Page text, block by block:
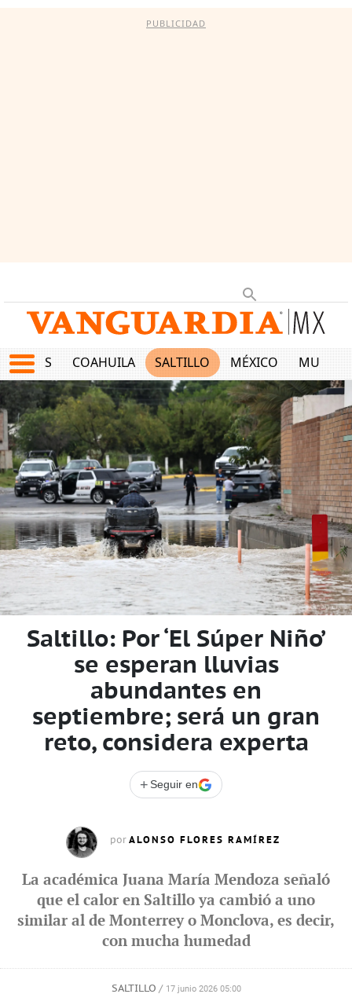
PUBLICIDAD
JUEGOS COAHUILA SALTILLO MÉXICO MUNDO
Saltillo: Por ‘El Súper Niño’
se esperan lluvias
abundantes en
septiembre; será un gran
reto, considera experta
+ Seguir en
porALONSO FLORES RAMÍREZ
La académica Juana María Mendoza señaló
que el calor en Saltillo ya cambió a uno
similar al de Monterrey o Monclova, es decir,
con mucha humedad
SALTILLO / 17 junio 2026 05:00